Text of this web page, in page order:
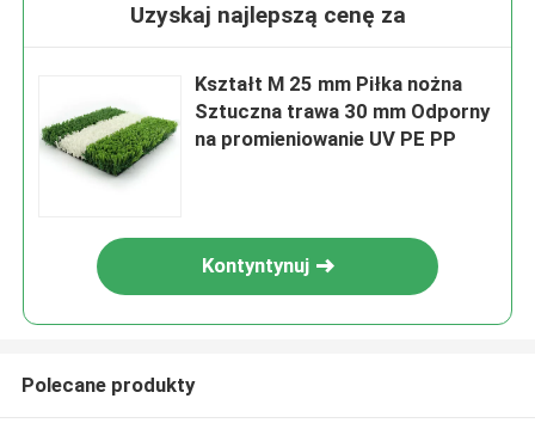
Uzyskaj najlepszą cenę za
Kształt M 25 mm Piłka nożna
Sztuczna trawa 30 mm Odporny
na promieniowanie UV PE PP
Kontyntynuj
Polecane produkty